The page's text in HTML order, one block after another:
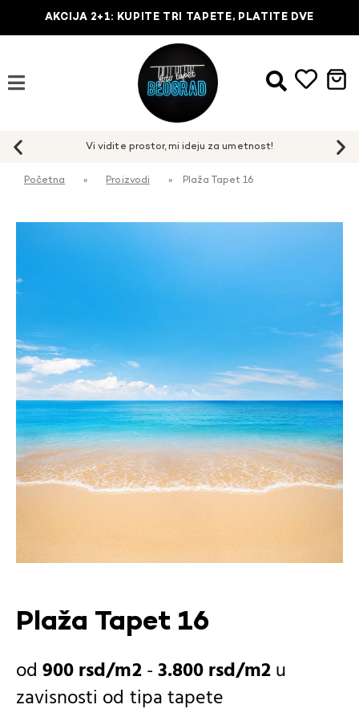
AKCIJA 2+1: KUPITE TRI TAPETE, PLATITE DVE
Početna » Proizvodi » Plaža Tapet 16
Plaža Tapet 16
900rsd -3.800rsd
u
zavisnosti od tipa tapete